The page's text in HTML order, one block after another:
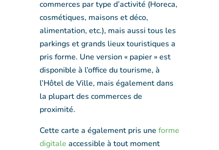
commerces par type d’activité (Horeca,
cosmétiques, maisons et déco,
alimentation, etc.), mais aussi tous les
parkings et grands lieux touristiques a
pris forme. Une version « papier » est
disponible à l’office du tourisme, à
l’Hôtel de Ville, mais également dans
la plupart des commerces de
proximité.
Cette carte a également pris une forme
digitale accessible à tout moment